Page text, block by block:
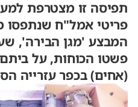
פריטי אמל"ח שנתפסו
המבצע 'מגן הבירה',
פשטו הכוחות, על
(אחים) בכפר עזרייה